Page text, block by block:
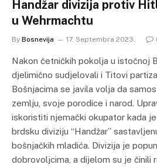
Handžar divizija protiv
u Wehrmachtu
By Bosnevija 17. Septembra 2023.
Nakon četničkih pokolja u istočnoj
djelimično sudjelovali i Titovi
Bošnjacima se javila volja da
zemlju, svoje porodice i narod.
iskoristiti njemački okupator kada
brdsku diviziju “Handžar”
bošnjačkih mladića. Divizija je
dobrovoljcima, a dijelom su je činili